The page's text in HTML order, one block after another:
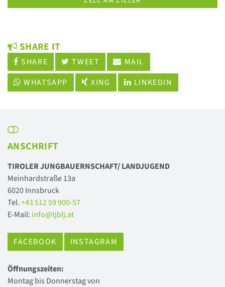
SHARE IT
SHARE TWEET
MAIL
WHATSAPP
XING LINKEDIN
ANSCHRIFT
TIROLER JUNGBAUERNSCHAFT/ LANDJUGEND
Meinhardstraße 13a
6020 Innsbruck
Tel.+43 512 59 900-57
E-Mail: info@tjblj.at
FACEBOOK INSTAGRAM
Öffnungszeiten:
Montag bis Donnerstag von